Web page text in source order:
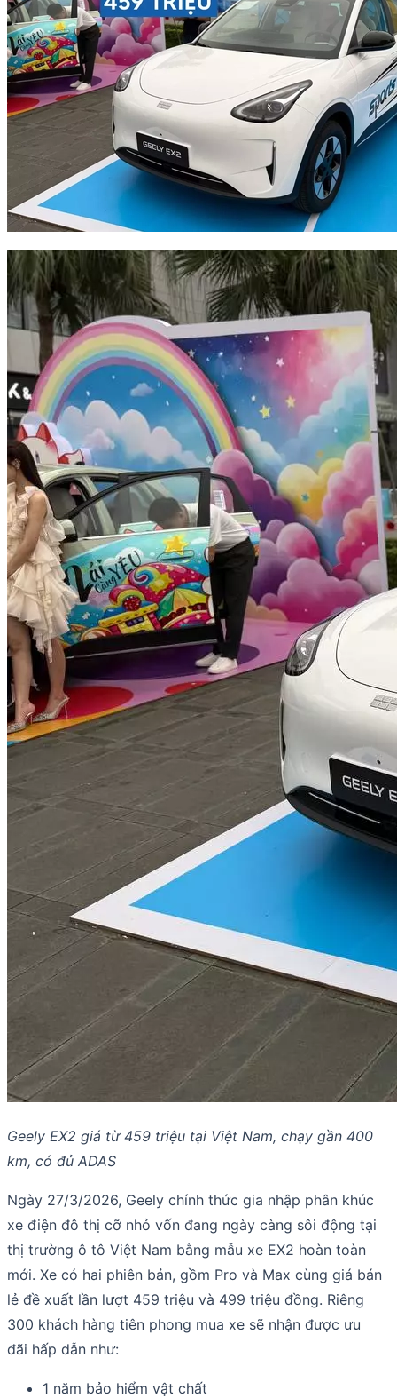
Geely EX2 giá từ 459 triệu tại Việt Nam, chạy gần 400
km, có đủ ADAS
Ngày 27/3/2026, Geely chính thức gia nhập phân khúc
xe điện đô thị cỡ nhỏ vốn đang ngày càng sôi động tại
thị trường ô tô Việt Nam bằng mẫu xe EX2 hoàn toàn
mới. Xe có hai phiên bản, gồm Pro và Max cùng giá bán
lẻ đề xuất lần lượt 459 triệu và 499 triệu đồng. Riêng
300 khách hàng tiên phong mua xe sẽ nhận được ưu
đãi hấp dẫn như:
1 năm bảo hiểm vật chất